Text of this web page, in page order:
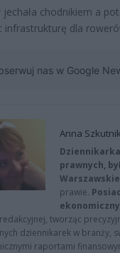
chodnikiem a
infrastrukturę dla
nas w Google
Anna Szkutnik
prawnych,
prawie.
tworząc
dziennikarek w branży,
raportami